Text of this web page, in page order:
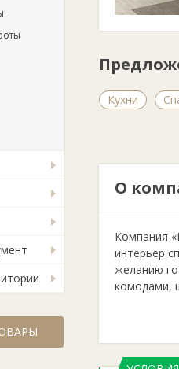
Кухни
О
Компания
интерьер
желанию
комодами,